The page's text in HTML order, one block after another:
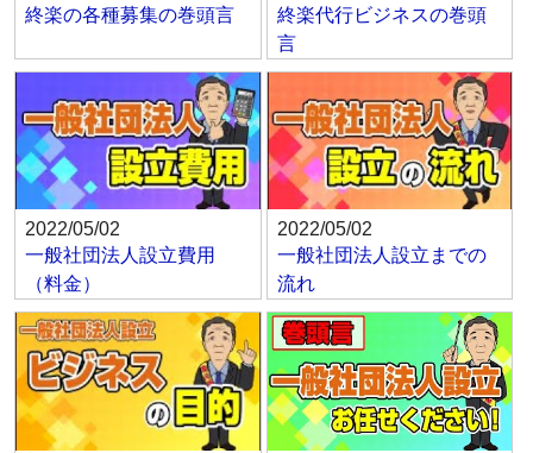
終楽の各種募集の巻頭言
終楽代行ビジネスの巻頭
言
2022/05/02
一般社団法人設立費用
（料金）
2022/05/02
一般社団法人設立までの
流れ